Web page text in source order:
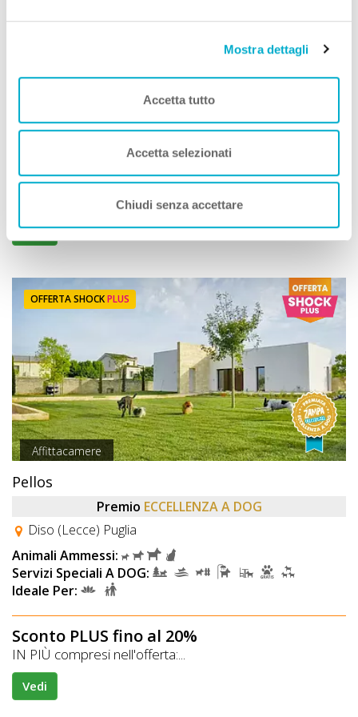
Mostra dettagli
Accetta tutto
Accetta selezionati
Chiudi senza accettare
Appartamenti Borgo San Giorgio
STRUTTURA A DOG
Otranto (Lecce) Puglia
Servizi Speciali A DOG:
Vedi
OFFERTA SHOCKPLUS
Affittacamere
Pellos
Premio ECCELLENZA A DOG
Diso (Lecce) Puglia
Animali Ammessi:
Servizi Speciali A DOG:
Ideale Per:
Sconto PLUS fino al 20%
IN PIÙ compresi nell'offerta:...
Vedi